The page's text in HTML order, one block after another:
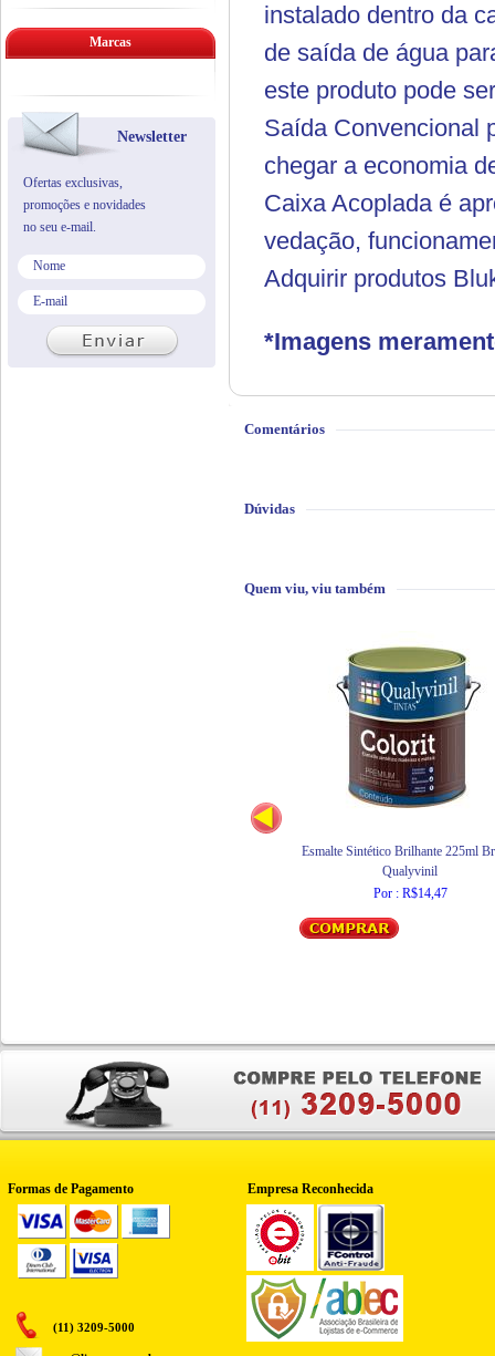
instalado dentro da
de saída de água
este produto pode
Saída Convencional
chegar a economia
Caixa Acoplada é
vedação,
Adquirir produtos
*Imagens
Comentários
Dúvidas
Quem viu, viu também
Esmalte Sintético Brilhante 225ml
Qualyvinil
Por : R$14,47
Marcas
Newsletter
Ofertas exclusivas,
promoções e novidades
no seu e-mail.
Formas de Pagamento Empresa Reconhecida
(11) 3209-5000